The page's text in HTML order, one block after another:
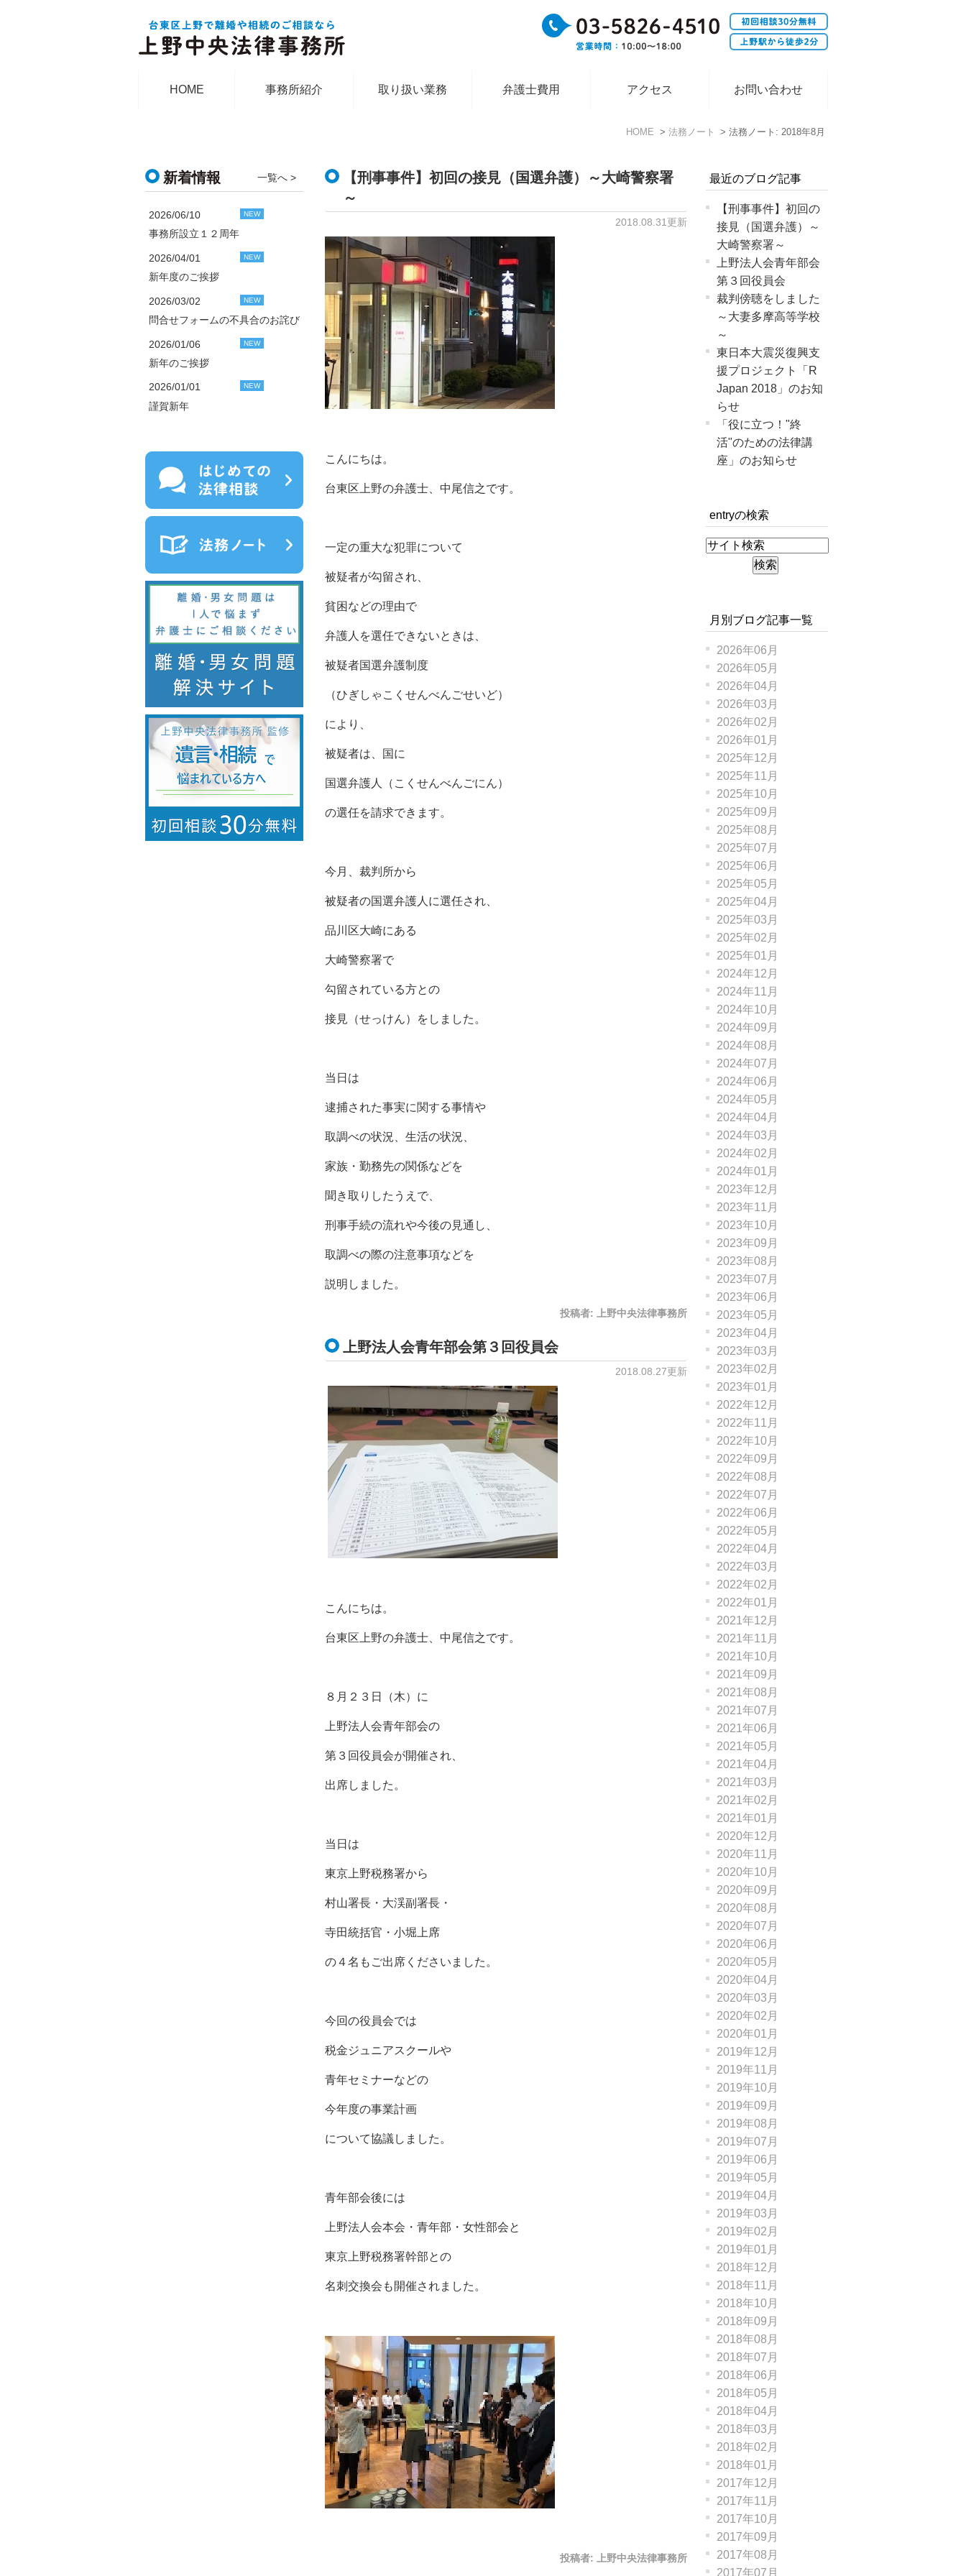
HOME 事務所紹介 取り扱い業務 弁護士費用 アクセス お問い合わせ
HOME 法務ノート 法務ノート: 2018年8月
【刑事事件】初回の接見（国選弁護）～大崎警察署
～
2018.08.31更新
こんにちは。
台東区上野の弁護士、中尾信之です。
一定の重大な犯罪について
被疑者が勾留され、
貧困などの理由で
弁護人を選任できないときは、
被疑者国選弁護制度
（ひぎしゃこくせんべんごせいど）
により、
被疑者は、国に
国選弁護人（こくせんべんごにん）
の選任を請求できます。
今月、裁判所から
被疑者の国選弁護人に選任され、
品川区大崎にある
大崎警察署で
勾留されている方との
接見（せっけん）をしました。
当日は
逮捕された事実に関する事情や
取調べの状況、生活の状況、
家族・勤務先の関係などを
聞き取りしたうえで、
刑事手続の流れや今後の見通し、
取調べの際の注意事項などを
説明しました。
投稿者: 上野中央法律事務所
上野法人会青年部会第３回役員会
2018.08.27更新
こんにちは。
台東区上野の弁護士、中尾信之です。
８月２３日（木）に
上野法人会青年部会の
第３回役員会が開催され、
出席しました。
当日は
東京上野税務署から
村山署長・大渓副署長・
寺田統括官・小堀上席
の４名もご出席くださいました。
今回の役員会では
税金ジュニアスクールや
青年セミナーなどの
今年度の事業計画
について協議しました。
青年部会後には
上野法人会本会・青年部・女性部会と
東京上野税務署幹部との
名刺交換会も開催されました。
投稿者: 上野中央法律事務所
最近のブログ記事
【刑事事件】初回の
接見（国選弁護）～
大崎警察署～
上野法人会青年部会
第３回役員会
裁判傍聴をしました
～大妻多摩高等学校
～
東日本大震災復興支
援プロジェクト「R
Japan 2018」のお知
らせ
「役に立つ！"終
活"のための法律講
座」のお知らせ
entryの検索
月別ブログ記事一覧
2026年06月
2026年05月
2026年04月
2026年03月
2026年02月
2026年01月
2025年12月
2025年11月
2025年10月
2025年09月
2025年08月
2025年07月
2025年06月
2025年05月
2025年04月
2025年03月
2025年02月
2025年01月
2024年12月
2024年11月
2024年10月
2024年09月
2024年08月
2024年07月
2024年06月
2024年05月
2024年04月
2024年03月
2024年02月
2024年01月
2023年12月
2023年11月
2023年10月
2023年09月
2023年08月
2023年07月
2023年06月
2023年05月
2023年04月
2023年03月
2023年02月
2023年01月
2022年12月
2022年11月
2022年10月
2022年09月
2022年08月
2022年07月
2022年06月
2022年05月
2022年04月
2022年03月
2022年02月
2022年01月
2021年12月
2021年11月
2021年10月
2021年09月
2021年08月
2021年07月
2021年06月
2021年05月
2021年04月
2021年03月
2021年02月
2021年01月
2020年12月
2020年11月
2020年10月
2020年09月
2020年08月
2020年07月
2020年06月
2020年05月
2020年04月
2020年03月
2020年02月
2020年01月
2019年12月
2019年11月
2019年10月
2019年09月
2019年08月
2019年07月
2019年06月
2019年05月
2019年04月
2019年03月
2019年02月
2019年01月
2018年12月
2018年11月
2018年10月
2018年09月
2018年08月
2018年07月
2018年06月
2018年05月
2018年04月
2018年03月
2018年02月
2018年01月
2017年12月
2017年11月
2017年10月
2017年09月
2017年08月
2017年07月
新着情報 一覧へ >
2026/06/10 NEW
事務所設立１２周年
2026/04/01 NEW
新年度のご挨拶
2026/03/02 NEW
問合せフォームの不具合のお詫び
2026/01/06 NEW
新年のご挨拶
2026/01/01 NEW
謹賀新年